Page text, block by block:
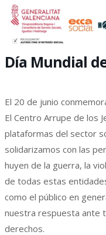
Día Mundial
El 20 de junio
El Centro Arrupe de los
plataformas del sector
solidarizamos con las
huyen de la guerra, la
de todas estas
como el público en
nuestra respuesta ante
derechos.